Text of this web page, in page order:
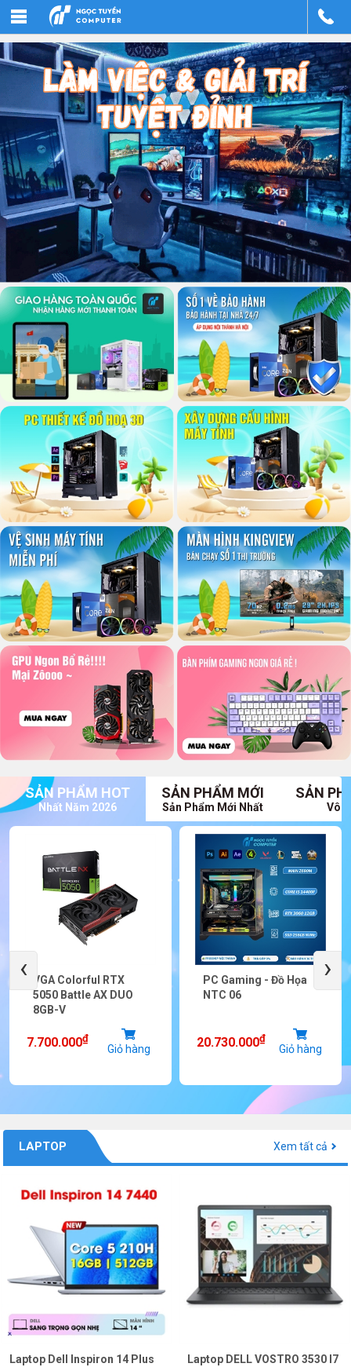
SẢN PHẨM HOT
Nhất Năm 2026
SẢN PHẨM MỚI
Sản Phẩm Mới Nhất
SẢN
Vô
VGA Colorful RTX
5050 Battle AX DUO
8GB-V
7.700.000₫
Giỏ hàng
PC Gaming - Đồ Họa
NTC 06
20.730.000₫
Giỏ hàng
‹ ›
LAPTOP Xem tất cả
Laptop Dell Inspiron 14 Plus
Laptop DELL VOSTRO 3530 I7